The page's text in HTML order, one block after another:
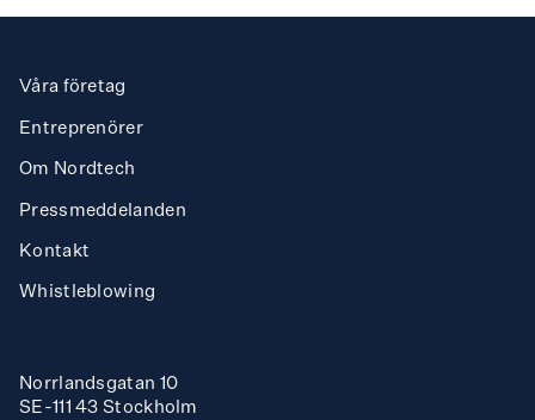
Våra företag
Entreprenörer
Om Nordtech
Press­meddelanden
Kontakt
Whistleblowing
Norrlandsgatan 10
SE-111 43 Stockholm